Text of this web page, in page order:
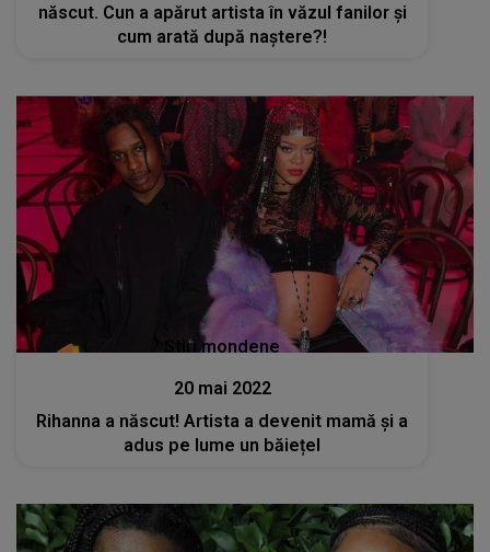
născut. Cun a apărut artista în văzul fanilor și
cum arată după naștere?!
Stiri mondene
20 mai 2022
Rihanna a născut! Artista a devenit mamă și a
adus pe lume un băiețel